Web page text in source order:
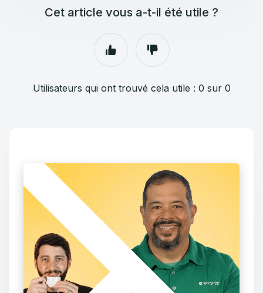
Cet article vous a-t-il été utile ?
Utilisateurs qui ont trouvé cela utile : 0 sur 0